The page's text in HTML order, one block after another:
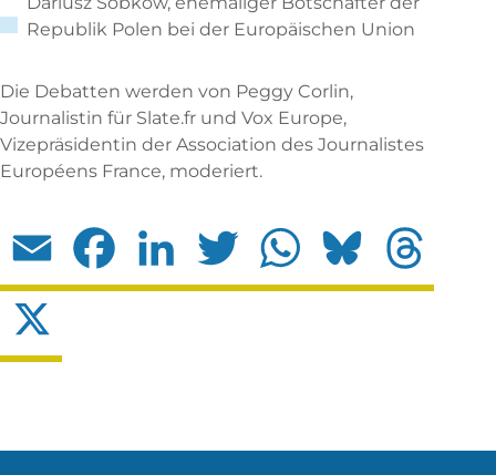
Republik Polen bei der Europäischen Union
Die Debatten werden von Peggy Corlin,
Journalistin für Slate.fr und Vox Europe,
Vizepräsidentin der Association des Journalistes
Européens France, moderiert.
Email Facebook LinkedIn Twitter WhatsApp Bluesky